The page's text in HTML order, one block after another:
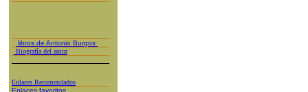
libros de Antonio Burgos
Biografía del autor
Enlaces Recomendados
Enlaces favoritos